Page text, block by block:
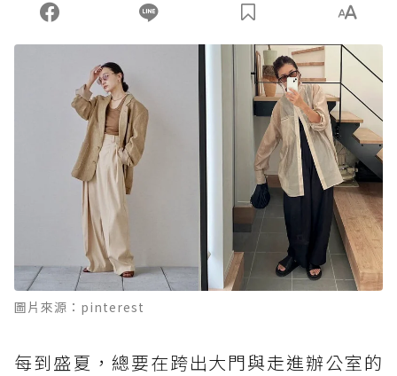
圖片來源：pinterest
每到盛夏，總要在跨出大門與走進辦公室的